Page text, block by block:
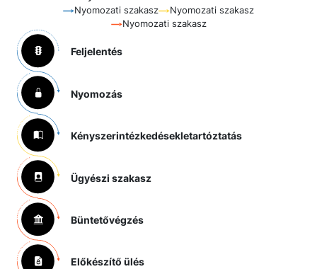
Nyomozati szakasz
Nyomozati szakasz
Nyomozati szakasz
Feljelentés
Nyomozás
Kényszerintézkedésekletartóztatás
Ügyészi szakasz
Büntetővégzés
Előkészítő ülés